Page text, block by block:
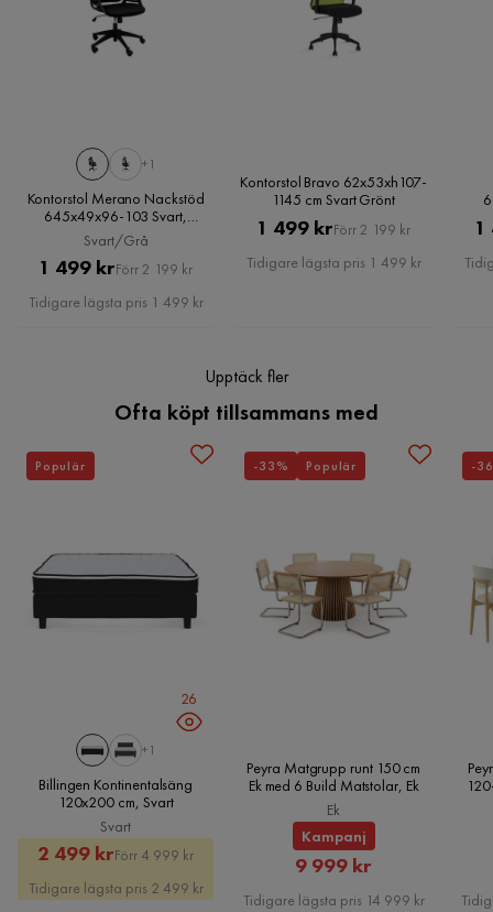
produkter.
Läs våra Köpvillkor
+1
Kontorstol Merano Nackstöd
645x49x96-103 Svart,
Svart/Grå
Svart/Grå
Pris
1 499 krOriginal
Pris
Förr 2 199 kr
Tidigare lägsta pris 1 499 kr
Kontorstol Bravo 62x53xh107-
1145 cm Svart Grönt
Pris
1 499 krOriginal
Pris
Förr 2 199 kr
Tidigare lägsta pris 1 499 kr
1
Upptäck fler
Ofta köpt tillsammans med
26
+1
Billingen Kontinentalsäng
120x200 cm, Svart
Svart
Rabatterat
Pris
2 499 krOriginal
Pris
Förr 4 999 kr
Tidigare lägsta pris 2 499 kr
Populär
Peyra Matgrupp runt 150 cm
Ek med 6 Build Matstolar, Ek
Ek
Kampanj
Rabatterat
Pris
9 999 kr
Tidigare lägsta pris 14 999 kr
-33% Populär -